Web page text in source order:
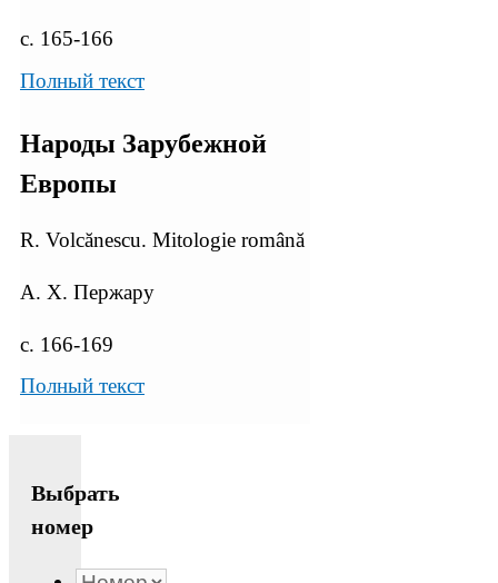
с. 165-166
Полный текст
Народы Зарубежной
Европы
R. Volcănescu. Mitologie română
А. X. Пержару
с. 166-169
Полный текст
Выбрать
номер